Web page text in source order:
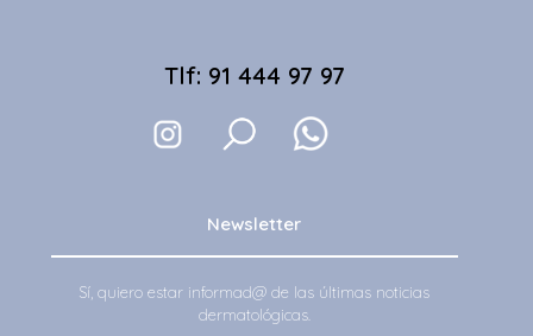
Tlf: 91 444 97 97
Newsletter
Sí, quiero estar informad@ de las últimas noticias
dermatológicas.